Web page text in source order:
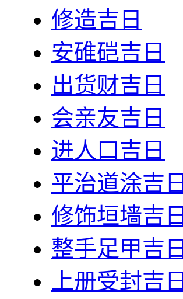
修造吉日
安碓硙吉日
出货财吉日
会亲友吉日
进人口吉日
平治道涂吉日
修饰垣墙吉日
整手足甲吉日
上册受封吉日